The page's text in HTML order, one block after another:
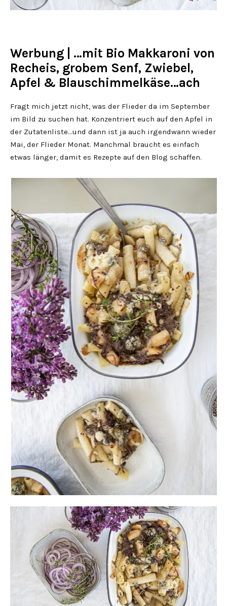
Werbung | …mit Bio Makkaroni von
Recheis, grobem Senf, Zwiebel,
Apfel & Blauschimmelkäse…ach
Fragt mich jetzt nicht, was der Flieder da im September
im Bild zu suchen hat. Konzentriert euch auf den Apfel in
der Zutatenliste…und dann ist ja auch irgendwann wieder
Mai, der Flieder Monat. Manchmal braucht es einfach
etwas länger, damit es Rezepte auf den Blog schaffen.